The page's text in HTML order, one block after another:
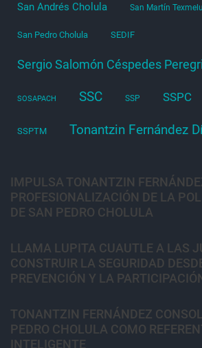
San Andrés Cholula San Martín
San Pedro Cholula SEDIF
Sergio Salomón Céspedes
SOSAPACH SSC SSP SSPC
SSPTM Tonantzin Fernández
IMPULSA TONANTZIN
PROFESIONALIZACIÓN DE LA
DE SAN PEDRO CHOLULA
LLAMA LUPITA CUAUTLE A LAS
CONSTRUIR LA SEGURIDAD
PREVENCIÓN Y LA
TONANTZIN FERNÁNDEZ
PEDRO CHOLULA COMO
INTELIGENTE